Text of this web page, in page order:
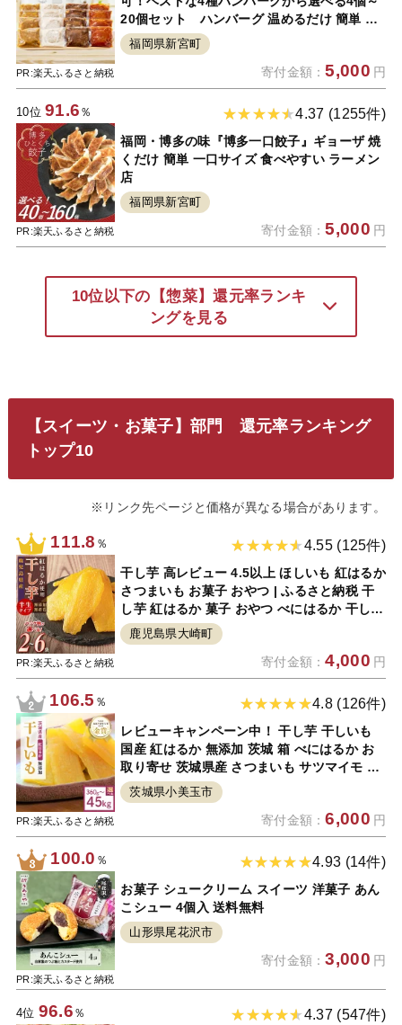
PR:楽天ふるさと納税
20個セット ハンバーグ 温めるだけ 簡単 大
容量 業務用 レトルト 冷凍 食べ比べ レンジ
湯せん 個包装 4種セット
福岡県新宮町
寄付金額：5,000 円
10位91.6 ％
PR:楽天ふるさと納税
4.37 (1255件)
福岡・博多の味『博多一口餃子』ギョーザ 焼
くだけ 簡単 一口サイズ 食べやすい ラーメン
店
福岡県新宮町
寄付金額：5,000 円
10位以下の【惣菜】還元率ランキ
ングを見る
【スイーツ・お菓子】部門 還元率ランキング
トップ10
※リンク先ページと価格が異なる場合があります。
111.8 ％
PR:楽天ふるさと納税
4.55 (125件)
干し芋 高レビュー 4.5以上 ほしいも 紅はるか
さつまいも お菓子 おやつ | ふるさと納税 干
し芋 紅はるか 菓子 おやつ べにはるか 干しい
も さつまいも いも さつま芋 芋 無添加 無着
色 国産 スイーツ デザート 鹿児島 大崎町 ふ
鹿児島県大崎町
寄付金額：4,000 円
106.5 ％
PR:楽天ふるさと納税
4.8 (126件)
レビューキャンペーン中！ 干し芋 干しいも
国産 紅はるか 無添加 茨城 箱 べにはるか お
取り寄せ 茨城県産 さつまいも サツマイモ お
芋 おいも おやつ お菓子 和菓子 和スイーツ
ほしいも ほし芋 柔らかい ダイエット 小分け
茨城県小美玉市
寄付金額：6,000 円
100.0 ％
PR:楽天ふるさと納税
4.93 (14件)
お菓子 シュークリーム スイーツ 洋菓子 あん
こシュー 4個入 送料無料
山形県尾花沢市
寄付金額：3,000 円
4位 96.6 ％ 4.37 (547件)